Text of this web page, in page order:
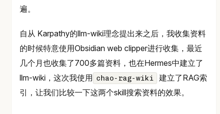
遍。
自从 Karpathy的llm-wiki理念提出来之后，我收集资料
的时候特意使用Obsidian web clipper进行收集，最近
几个月也收集了700多篇资料，也在Hermes中建立了
llm-wiki，这次我使用 chao-rag-wiki
建立了RAG索
引，让我们比较一下这两个skill搜索资料的效果。